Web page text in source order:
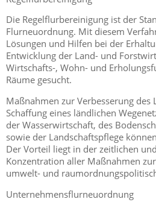
Die Regelflurbereinigung ist der
Flurneuordnung. Mit diesem
Lösungen und Hilfen bei der
Entwicklung der Land- und
Wirtschafts-, Wohn- und
Räume gesucht.
Maßnahmen zur Verbesserung des
Schaffung eines ländlichen
der Wasserwirtschaft, des
sowie der Landschaftspflege
Der Vorteil liegt in der zeitlichen
Konzentration aller Maßnahmen
umwelt- und
Unternehmensflurneuordnung